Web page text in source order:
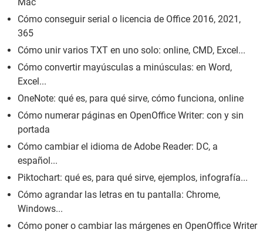
Cómo conseguir serial o licencia de Office 2016, 2021,
365
Cómo unir varios TXT en uno solo: online, CMD, Excel...
Cómo convertir mayúsculas a minúsculas: en Word,
Excel...
OneNote: qué es, para qué sirve, cómo funciona, online
Cómo numerar páginas en OpenOffice Writer: con y sin
portada
Cómo cambiar el idioma de Adobe Reader: DC, a
español...
Piktochart: qué es, para qué sirve, ejemplos, infografía...
Cómo agrandar las letras en tu pantalla: Chrome,
Windows...
Cómo poner o cambiar las márgenes en OpenOffice Writer